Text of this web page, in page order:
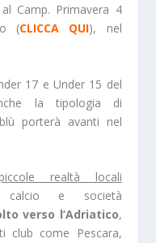
Camp. Primavera 4
(CLICCA QUI), nel
17 e Under 15 del
la tipologia di
porterà avanti nel
realtà locali
calcio e società
verso l’Adriatico,
club come Pescara,